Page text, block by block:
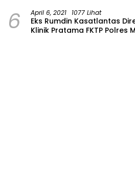
6 April 6, 2021 1077 Lihat
Eks Rumdin Kasatlantas
Klinik Pratama FKTP Polres